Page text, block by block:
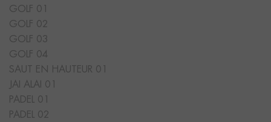
GOLF 01
GOLF 02
GOLF 03
GOLF 04
SAUT EN HAUTEUR 01
JAI ALAI 01
PADEL 01
PADEL 02